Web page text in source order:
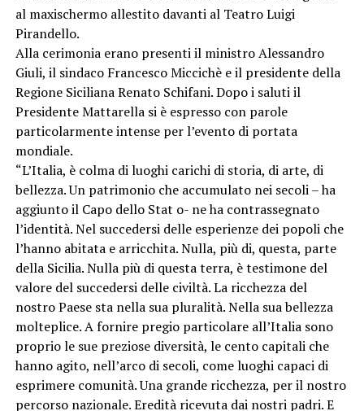
al maxischermo allestito davanti al Teatro Luigi
Pirandello.
Alla cerimonia erano presenti il ministro Alessandro
Giuli, il sindaco Francesco Miccichè e il presidente della
Regione Siciliana Renato Schifani. Dopo i saluti il
Presidente Mattarella si è espresso con parole
particolarmente intense per l’evento di portata
mondiale.
“L’Italia, è colma di luoghi carichi di storia, di arte, di
bellezza. Un patrimonio che accumulato nei secoli – ha
aggiunto il Capo dello Stat o- ne ha contrassegnato
l’identità. Nel succedersi delle esperienze dei popoli che
l’hanno abitata e arricchita. Nulla, più di, questa, parte
della Sicilia. Nulla più di questa terra, è testimone del
valore del succedersi delle civiltà. La ricchezza del
nostro Paese sta nella sua pluralità. Nella sua bellezza
molteplice. A fornire pregio particolare all’Italia sono
proprio le sue preziose diversità, le cento capitali che
hanno agito, nell’arco di secoli, come luoghi capaci di
esprimere comunità. Una grande ricchezza, per il nostro
percorso nazionale. Eredità ricevuta dai nostri padri. E